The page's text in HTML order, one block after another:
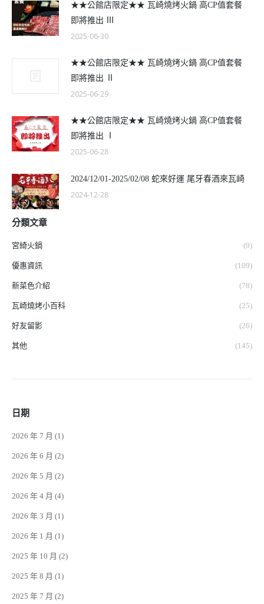
★★公館店限定★★ 瓦崎燒烤火鍋 高CP值套餐
即將推出 Ⅲ
2025-06-30
★★公館店限定★★ 瓦崎燒烤火鍋 高CP值套餐
即將推出 Ⅱ
2025-06-29
★★公館店限定★★ 瓦崎燒烤火鍋 高CP值套餐
即將推出 Ⅰ
2025-06-28
2024/12/01-2025/02/08 蛇來好運 尾牙春酒來瓦崎
2024-12-28
分類文章
宮綺火鍋 (9)
優惠資訊 (109)
新菜色介紹 (78)
瓦崎燒烤小百科 (25)
好友留影 (26)
其他 (145)
日期
2026 年 7 月 (1)
2026 年 6 月 (2)
2026 年 5 月 (2)
2026 年 4 月 (4)
2026 年 3 月 (1)
2026 年 1 月 (1)
2025 年 10 月 (2)
2025 年 8 月 (1)
2025 年 7 月 (2)